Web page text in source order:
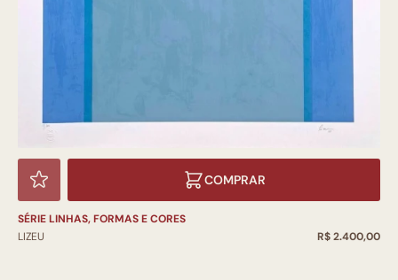
COMPRAR
SÉRIE LINHAS, FORMAS E CORES
LIZEU
R$ 2.400,00